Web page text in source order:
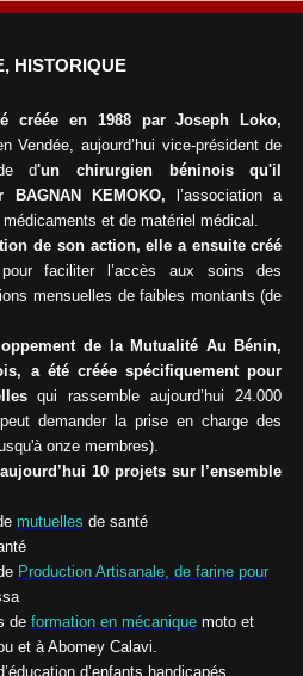
HISTORIQUE
créée en 1988 par Joseph Loko,
Vendée, aujourd’hui vice-président de
d'un chirurgien béninois qu'il
KEMOKO, l’association a
et de matériel médical.
de son action, elle a ensuite créé
faciliter l’accès aux soins des
mensuelles de faibles montants (de
de la Mutualité Au Bénin,
a été créée spécifiquement pour
qui rassemble aujourd’hui 24.000
demander la prise en charge des
onze membres).
10 projets sur l’ensemble
mutuelles de santé
Production Artisanale, de farine pour
de formation en mécaniquemoto et
et à Abomey Calavi.
d’enfants handicapés